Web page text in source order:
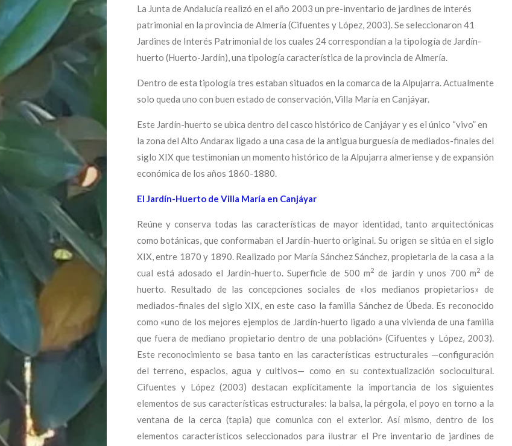
La Junta de Andalucía realizó en el año 2003 un pre-inventario de jardines de interés
patrimonial en la provincia de Almería (Cifuentes y López, 2003). Se seleccionaron 41
Jardines de Interés Patrimonial de los cuales 24 correspondían a la tipología de Jardín-
huerto (Huerto-Jardín), una tipología característica de la provincia de Almería.
Dentro de esta tipología tres estaban situados en la comarca de la Alpujarra. Actualmente
solo queda uno con buen estado de conservación, Villa María en Canjáyar.
Este Jardín-huerto se ubica dentro del casco histórico de Canjáyar y es el único “vivo” en
la zona del Alto Andarax ligado a una casa de la antigua burguesía de mediados-finales del
siglo XIX que testimonian un momento histórico de la Alpujarra almeriense y de expansión
económica de los años 1860-1880.
El Jardín-Huerto de Villa María en Canjáyar
Reúne y conserva todas las características de mayor identidad, tanto arquitectónicas
como botánicas, que conformaban el Jardín-huerto original. Su origen se sitúa en el siglo
XIX, entre 1870 y 1890. Realizado por María Sánchez Sánchez, propietaria de la casa a la
cual está adosado el Jardín-huerto. Superficie de 500 m2 de jardín y unos 700 m2 de
huerto. Resultado de las concepciones sociales de «los medianos propietarios» de
mediados-finales del siglo XIX, en este caso la familia Sánchez de Úbeda. Es reconocido
como «uno de los mejores ejemplos de Jardín-huerto ligado a una vivienda de una familia
que fuera de mediano propietario dentro de una población» (Cifuentes y López, 2003).
Este reconocimiento se basa tanto en las características estructurales —configuración
del terreno, espacios, agua y cultivos— como en su contextualización sociocultural.
Cifuentes y López (2003) destacan explícitamente la importancia de los siguientes
elementos de sus características estructurales: la balsa, la pérgola, el poyo en torno a la
ventana de la cerca (tapia) que comunica con el exterior. Así mismo, dentro de los
elementos característicos seleccionados para ilustrar el Pre inventario de jardines de